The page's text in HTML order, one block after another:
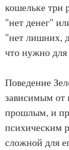
кошельке три
"нет денег"
"нет лишних,
что нужно для
Поведение
зависимым от
прошлым, и
психическим
сложной для